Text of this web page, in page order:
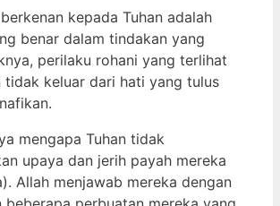
kepada Tuhan adalah
benar dalam tindakan yang
perilaku rohani yang terlihat
tidak keluar dari hati yang tulus
mengapa Tuhan tidak
upaya dan jerih payah mereka
Allah menjawab mereka dengan